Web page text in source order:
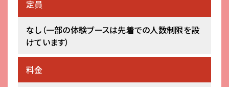
定員
なし（一部の体験ブースは先着での人数制限を設
けています）
料金